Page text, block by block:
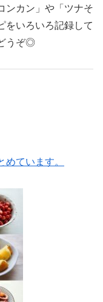
ンカン」や「ツナそ
をいろいろ記録して
うぞ◎
ています。